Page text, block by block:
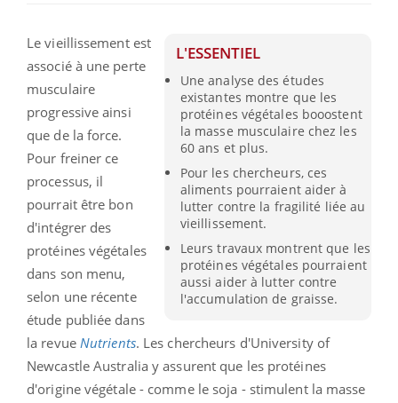
L'ESSENTIEL
Une analyse des études
existantes montre que les
protéines végétales booostent
la masse musculaire chez les
60 ans et plus.
Pour les chercheurs, ces
aliments pourraient aider à
lutter contre la fragilité liée au
vieillissement.
Leurs travaux montrent que les
protéines végétales pourraient
aussi aider à lutter contre
l'accumulation de graisse.
Le vieillissement est
associé à une perte
musculaire
progressive ainsi
que de la force.
Pour freiner ce
processus, il
pourrait être bon
d'intégrer des
protéines végétales
dans son menu,
selon une récente
étude publiée dans
la revue Nutrients. Les chercheurs d'Universityof
Newcastle Australia y assurent que les protéines
d'origine végétale - comme le soja - stimulent la masse